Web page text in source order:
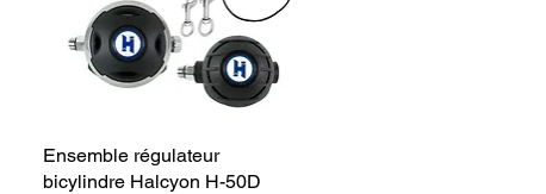
Aperçu rapide
Ensemble régulateur
bicylindre Halcyon H-50D